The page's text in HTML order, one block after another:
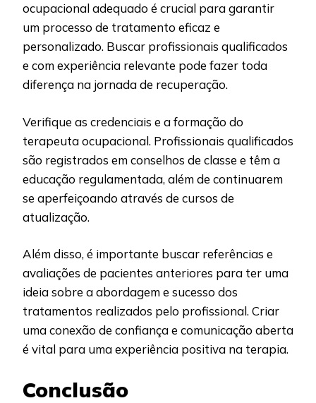
ocupacional adequado é crucial para garantir
um processo de tratamento eficaz e
personalizado. Buscar profissionais qualificados
e com experiência relevante pode fazer toda
diferença na jornada de recuperação.
Verifique as credenciais e a formação do
terapeuta ocupacional. Profissionais qualificados
são registrados em conselhos de classe e têm a
educação regulamentada, além de continuarem
se aperfeiçoando através de cursos de
atualização.
Além disso, é importante buscar referências e
avaliações de pacientes anteriores para ter uma
ideia sobre a abordagem e sucesso dos
tratamentos realizados pelo profissional. Criar
uma conexão de confiança e comunicação aberta
é vital para uma experiência positiva na terapia.
Conclusão